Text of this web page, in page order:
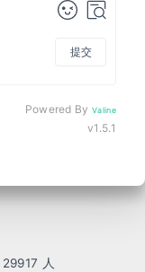
提交
Powered ByValine
v1.5.1
29917 人